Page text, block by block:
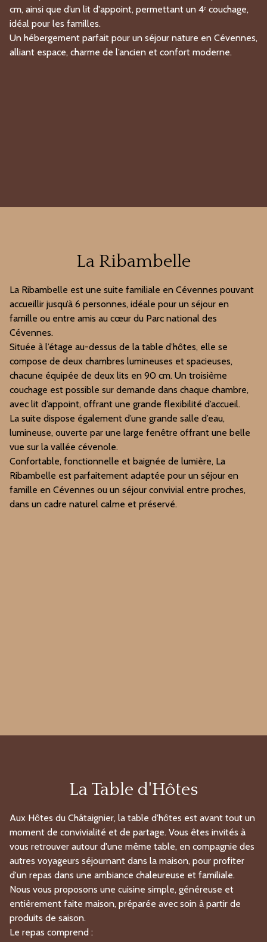
cm, ainsi que d’un lit d'appoint, permettant un 4ᵉ couchage,
idéal pour les familles.
Un hébergement parfait pour un séjour nature en Cévennes,
alliant espace, charme de l’ancien et confort moderne.
La Ribambelle
La Ribambelle est une suite familiale en Cévennes pouvant
accueillir jusqu’à 6 personnes, idéale pour un séjour en
famille ou entre amis au cœur du Parc national des
Cévennes.
Située à l’étage au-dessus de la table d’hôtes, elle se
compose de deux chambres lumineuses et spacieuses,
chacune équipée de deux lits en 90 cm. Un troisième
couchage est possible sur demande dans chaque chambre,
avec lit d’appoint, offrant une grande flexibilité d’accueil.
La suite dispose également d’une grande salle d’eau,
lumineuse, ouverte par une large fenêtre offrant une belle
vue sur la vallée cévenole.
Confortable, fonctionnelle et baignée de lumière, La
Ribambelle est parfaitement adaptée pour un séjour en
famille en Cévennes ou un séjour convivial entre proches,
dans un cadre naturel calme et préservé.
La Table d'Hôtes
Aux Hôtes du Châtaignier, la table d'hôtes est avant tout un
moment de convivialité et de partage. Vous êtes invités à
vous retrouver autour d'une même table, en compagnie des
autres voyageurs séjournant dans la maison, pour profiter
d'un repas dans une ambiance chaleureuse et familiale.
Nous vous proposons une cuisine simple, généreuse et
entièrement faite maison, préparée avec soin à partir de
produits de saison.
Le repas comprend :